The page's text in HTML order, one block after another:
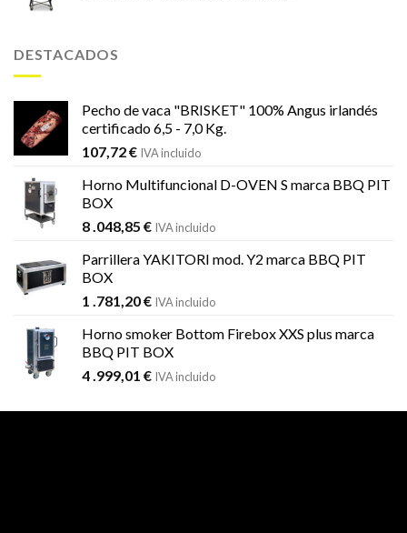
DESTACADOS
Pecho de vaca "BRISKET" 100% Angus irlandés
certificado 6,5 - 7,0 Kg.
107,72€ IVA incluido
Horno Multifuncional D-OVEN S marca BBQ PIT
BOX
8 .048,85 € IVA incluido
Parrillera YAKITORI mod. Y2 marca BBQ PIT
BOX
1 .781,20€ IVA incluido
Horno smoker Bottom Firebox XXS plus marca
BBQ PIT BOX
4 .999,01 € IVA incluido